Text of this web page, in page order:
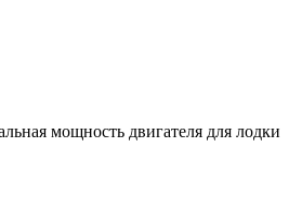
мощность двигателя для лодки